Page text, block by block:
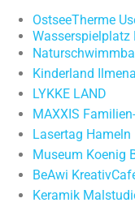
OstseeTherme
Wasserspielplatz
Kinderland
LYKKE LAND
MAXXIS
Lasertag Hameln
Museum Koenig
BeAwi
Keramik